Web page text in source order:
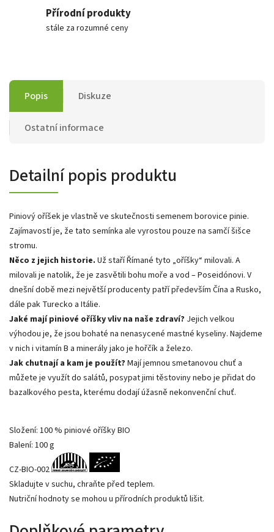
Přírodní produkty
stále za rozumné ceny
Popis Diskuze
Ostatní informace
Detailní popis produktu
Piniový oříšek je vlastně ve skutečnosti semenem borovice pinie.
Zajímavostí je, že tato semínka ale vyrostou pouze na samčí šišce
stromu.
Něco z jejich historie. Už staří Římané tyto „oříšky“ milovali. A
milovali je natolik, že je zasvětili bohu moře a vod – Poseidónovi. V
dnešní době mezi největší producenty patří především Čína a Rusko,
dále pak Turecko a Itálie.
Jaké mají piniové oříšky vliv na naše zdraví? Jejich velkou
výhodou je, že jsou bohaté na nenasycené mastné kyseliny. Najdeme
v nich i vitamín B a minerály jako je hořčík a železo.
Jak chutnají a kam je použít? Mají jemnou smetanovou chuť a
můžete je využít do salátů, posypat jimi těstoviny nebo je přidat do
bazalkového pesta, kterému dodají úžasně nekonvenční chuť.
Složení: 100 % piniové oříšky BIO
Balení: 100 g
CZ-BIO-002
Skladujte v suchu, chraňte před teplem.
Nutriční hodnoty se mohou u přírodních produktů lišit.